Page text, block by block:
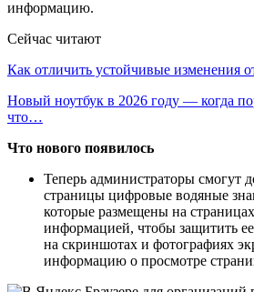
информацию.
Сейчас читают
Как отличить устойчивые изменения
Новый ноутбук в 2026 году — когда
что…
Что нового появилось
Теперь администраторы смогут
страницы цифровые водяные
которые размещены на
информацией, чтобы защитить
на скриншотах и фотографиях
информацию о просмотре